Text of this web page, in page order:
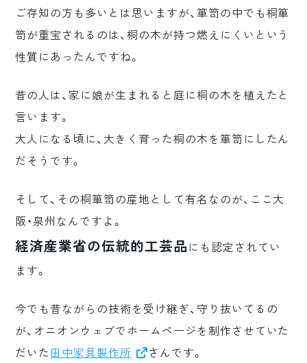
ご存知の方も多いとは思いますが、箪笥の中でも桐箪
笥が重宝されるのは、桐の木が持つ燃えにくいという
性質にあったんですね。
昔の人は、家に娘が生まれると庭に桐の木を植えたと
言います。
大人になる頃に、大きく育った桐の木を箪笥にしたん
だそうです。
そして、その桐箪笥の産地として有名なのが、ここ大
阪・泉州なんですよ。
経済産業省の伝統的工芸品 にも認定されてい
ます。
今でも昔ながらの技術を受け継ぎ、守り抜いてるの
が、オニオンウェブでホームページを制作させていた
だいた 田中家具製作所 さんです。